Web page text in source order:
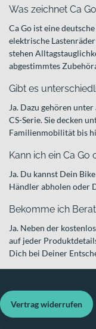
Was zeichnet Ca
Ca Go ist eine
elektrische
stehen
abgestimmtes
Gibt es
Ja. Dazu gehören
CS-Serie. Sie decken
Familienmobilität bis
Kann ich ein Ca Go
Ja. Du kannst Dein
Händler abholen oder
Bekomme ich
Ja. Neben der
auf jeder
Dich bei Deiner
Vertrag widerrufen